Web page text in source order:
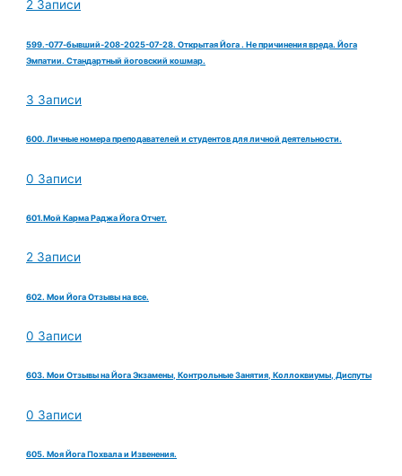
2 Записи
599.-077-бывший-208-2025-07-28. Открытая Йога . Не причинения вреда. Йога
Эмпатии. Стандартный йоговский кошмар.
3 Записи
600. Личные номера преподавателей и студентов для личной деятельности.
0 Записи
601.Мой Карма Раджа Йога Отчет.
2 Записи
602. Мои Йога Отзывы на все.
0 Записи
603. Мои Отзывы на Йога Экзамены, Контрольные Занятия, Коллоквиумы, Диспуты
0 Записи
605. Моя Йога Похвала и Извенения.